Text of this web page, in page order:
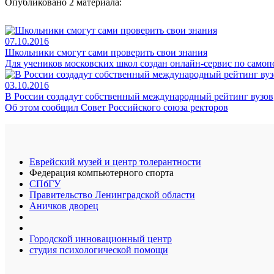
07.10.2016
Школьники смогут сами проверить свои знания
Для учеников московских школ создан онлайн-сервис по
03.10.2016
В России создадут собственный международный рейтинг вузов
Об этом сообщил Совет Российского союза ректоров
Еврейский музей и центр толерантности
Федерация компьютерного спорта
СПбГУ
Правительство Ленинградской области
Аничков дворец
Городской инновационный центр
студия психологической помощи